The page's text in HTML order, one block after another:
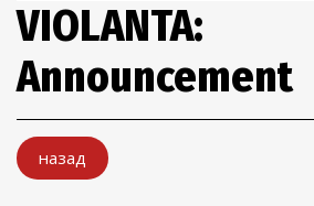
VIOLANTA:
Announcement
назад